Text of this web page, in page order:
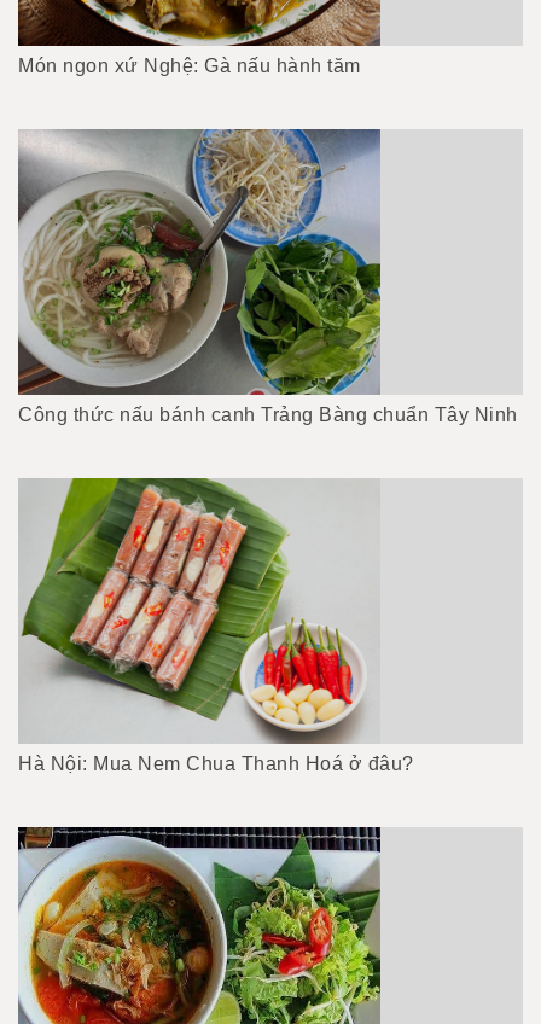
Món ngon xứ Nghệ: Gà nấu hành tăm
Công thức nấu bánh canh Trảng Bàng chuẩn Tây Ninh
Hà Nội: Mua Nem Chua Thanh Hoá ở đâu?